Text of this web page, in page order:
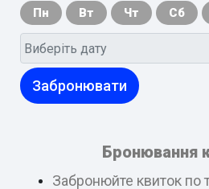
Пн Вт Чт Сб
Забронювати
Бронювання
Забронюйте квиток по